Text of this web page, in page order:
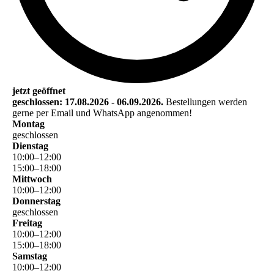
jetzt geöffnet
geschlossen: 17.08.2026 - 06.09.2026. Bestellungen werden
gerne per Email und WhatsApp angenommen!
Montag
geschlossen
Dienstag
10:00–12:00
15:00–18:00
Mittwoch
10:00–12:00
Donnerstag
geschlossen
Freitag
10:00–12:00
15:00–18:00
Samstag
10:00–12:00